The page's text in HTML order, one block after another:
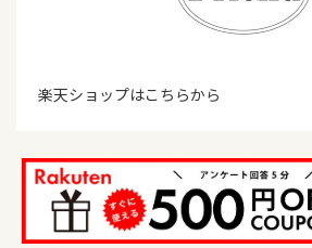
楽天ショップはこちらから